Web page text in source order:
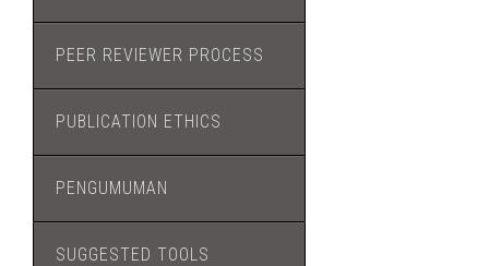
PEER REVIEWER PROCESS
PUBLICATION ETHICS
PENGUMUMAN
SUGGESTED TOOLS